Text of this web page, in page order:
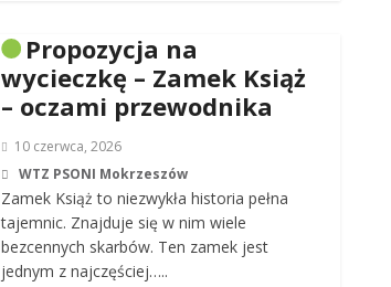
Propozycja na
wycieczkę – Zamek Książ
– oczami przewodnika
10 czerwca, 2026
WTZ PSONI Mokrzeszów
Zamek Książ to niezwykła historia pełna
tajemnic. Znajduje się w nim wiele
bezcennych skarbów. Ten zamek jest
jednym z najczęściej…..